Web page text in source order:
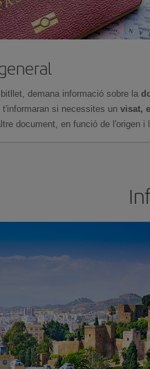
demana informació sobre la
t'informaran si necessites un visat,
document, en funció de l'origen i